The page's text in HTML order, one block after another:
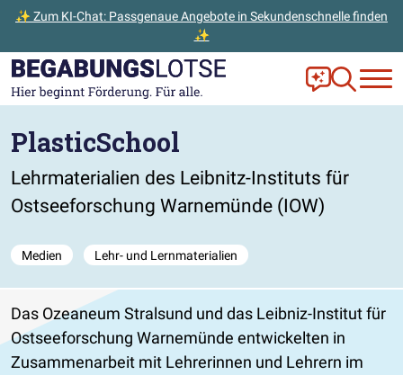
✨ Zum KI-Chat: Passgenaue Angebote in Sekundenschnelle finden
✨
Zum Hauptinhalt der Seite springen
Zur Startseite gehen Frag Ella!
Zur
PlasticSchool
Lehrmaterialien des Leibnitz-Instituts für
Ostseeforschung Warnemünde (IOW)
Medien Lehr- und Lernmaterialien
Das Ozeaneum Stralsund und das Leibniz-Institut für
Ostseeforschung Warnemünde entwickelten in
Zusammenarbeit mit Lehrerinnen und Lehrern im